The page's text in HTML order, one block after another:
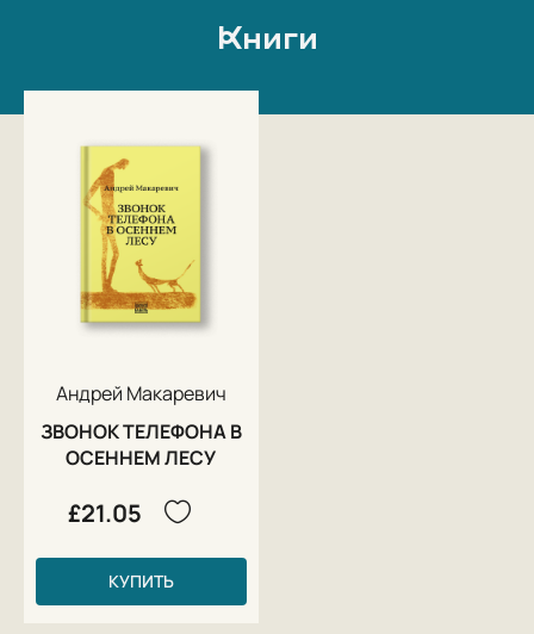
Книги
Андрей Макаревич
ЗВОНОК ТЕЛЕФОНА В
ОСЕННЕМ ЛЕСУ
£21.05
КУПИТЬ